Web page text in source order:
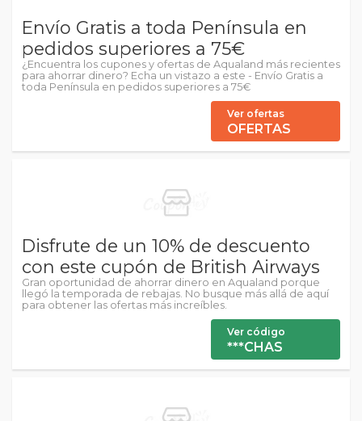
Envío Gratis a toda Península en
pedidos superiores a 75€
¿Encuentra los cupones y ofertas de Aqualand más recientes
para ahorrar dinero? Echa un vistazo a este - Envío Gratis a
toda Península en pedidos superiores a 75€
Ver ofertas
OFERTAS
Disfrute de un 10% de descuento
con este cupón de British Airways
Gran oportunidad de ahorrar dinero en Aqualand porque
llegó la temporada de rebajas. No busque más allá de aquí
para obtener las ofertas más increíbles.
Ver código
***CHAS